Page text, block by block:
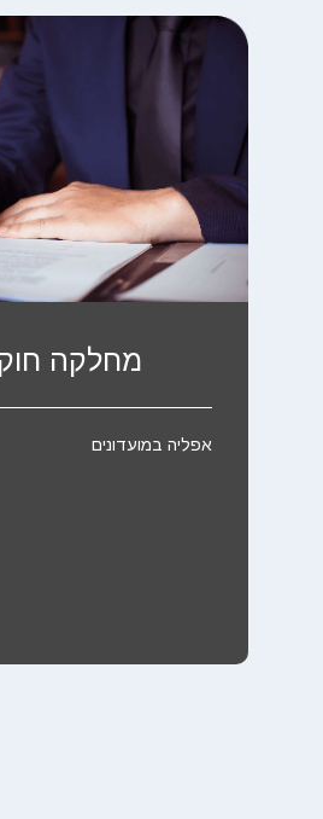
מחלקה
אפליה במועדונים